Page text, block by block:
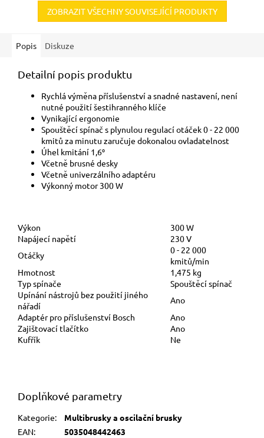
ZOBRAZIT VŠECHNY SOUVISEJÍCÍ PRODUKTY
Popis Diskuze
Detailní popis produktu
Rychlá výměna příslušenství a snadné nastavení, není
nutné použití šestihranného klíče
Vynikající ergonomie
Spouštěcí spínač s plynulou regulací otáček 0 - 22 000
kmitů za minutu zaručuje dokonalou ovladatelnost
Úhel kmitání 1,6⁰
Včetně brusné desky
Včetně univerzálního adaptéru
Výkonný motor 300 W
Výkon
300 W
Napájecí napětí
230 V
Otáčky
0 - 22 000
kmitů/min
Hmotnost
1,475 kg
Typ spínače
Spouštěcí spínač
Upínání nástrojů bez použití jiného
nářadí
Ano
Adaptér pro příslušenství Bosch
Ano
Zajištovací tlačítko
Ano
Kufřík
Ne
Doplňkové parametry
Kategorie:
Multibrusky a oscilační brusky
EAN:
5035048442463